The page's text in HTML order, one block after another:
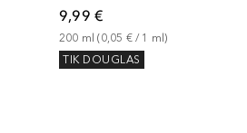
9,99 €
200 ml (0,05 € / 1 ml)
TIK DOUGLAS